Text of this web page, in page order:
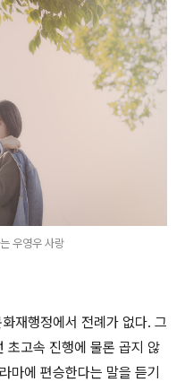
우영우 사랑
재행정에서 전례가 없다. 그
초고속 진행에 물론 곱지 않
마에 편승한다는 말을 듣기